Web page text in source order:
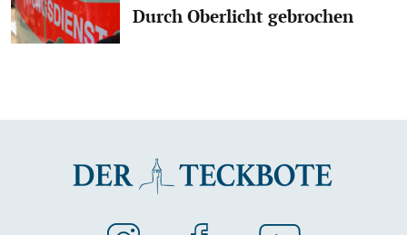
Durch Oberlicht gebrochen